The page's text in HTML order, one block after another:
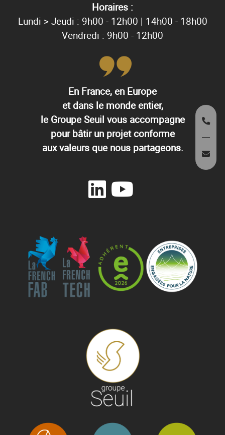
Horaires :
Lundi > Jeudi : 9h00 - 12h00 | 14h00 - 18h00
Vendredi : 9h00 - 12h00
En France, en Europe
et dans le monde entier,
le Groupe Seuil vous accompagne
pour bâtir un projet conforme
aux valeurs que nous partageons.